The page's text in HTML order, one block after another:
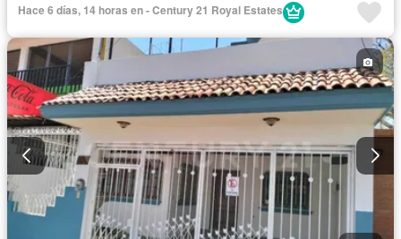
Hace 6 días, 14 horas en - Century 21 Royal Estates